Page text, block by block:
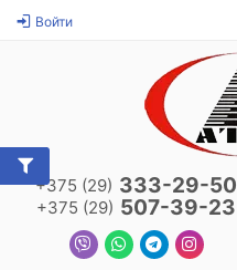
Войти
+375 (29) 333-29-50
+375 (29) 507-39-23